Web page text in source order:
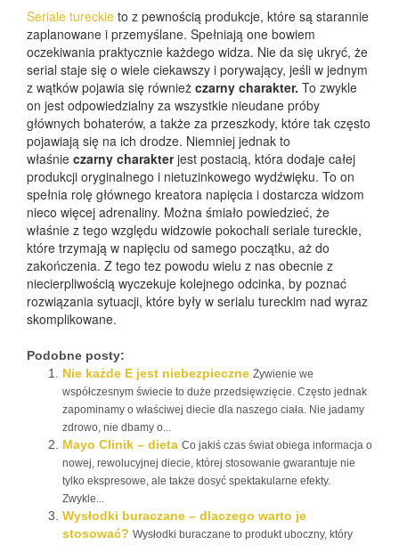
Seriale tureckie to z pewnością produkcje, które są starannie
zaplanowane i przemyślane. Spełniają one bowiem
oczekiwania praktycznie każdego widza. Nie da się ukryć, że
serial staje się o wiele ciekawszy i porywający, jeśli w jednym
z wątków pojawia się również czarny charakter. To zwykle
on jest odpowiedzialny za wszystkie nieudane próby
głównych bohaterów, a także za przeszkody, które tak często
pojawiają się na ich drodze. Niemniej jednak to
właśnie czarny charakterjest postacią, która dodaje całej
produkcji oryginalnego i nietuzinkowego wydźwięku. To on
spełnia rolę głównego kreatora napięcia i dostarcza widzom
nieco więcej adrenaliny. Można śmiało powiedzieć, że
właśnie z tego względu widzowie pokochali seriale tureckie,
które trzymają w napięciu od samego początku, aż do
zakończenia. Z tego tez powodu wielu z nas obecnie z
niecierpliwością wyczekuje kolejnego odcinka, by poznać
rozwiązania sytuacji, które były w serialu tureckim nad wyraz
skomplikowane.
Podobne posty:
Nie każde E jest niebezpieczne Żywienie we
współczesnym świecie to duże przedsięwzięcie. Często jednak
zapominamy o właściwej diecie dla naszego ciała. Nie jadamy
zdrowo, nie dbamy o...
Mayo Clinik – dieta Co jakiś czas świat obiega informacja o
nowej, rewolucyjnej diecie, której stosowanie gwarantuje nie
tylko ekspresowe, ale także dosyć spektakularne efekty.
Zwykle...
Wysłodki buraczane – dlaczego warto je
stosować? Wysłodki buraczane to produkt uboczny, który